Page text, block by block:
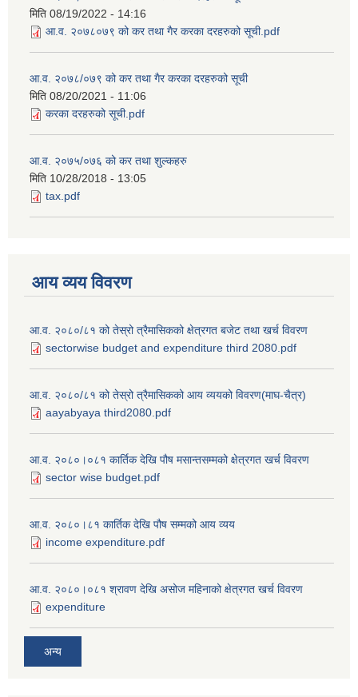
मिति 08/19/2022 - 14:16
आ.व. २०७८०७९ को कर तथा गैर करका दरहरुको सूची.pdf
आ.व. २०७८/०७९ को कर तथा गैर करका दरहरुको सूची
मिति 08/20/2021 - 11:06
करका दरहरुको सूची.pdf
आ.व. २०७५/०७६ को कर तथा शुल्कहरु
मिति 10/28/2018 - 13:05
tax.pdf
आय व्यय विवरण
आ.व. २०८०/८१ को तेस्रो त्रैमासिकको क्षेत्रगत बजेट तथा खर्च विवरण
sectorwise budget and expenditure third 2080.pdf
आ.व. २०८०/८१ को तेस्रो त्रैमासिकको आय व्ययको विवरण(माघ-चैत्र)
aayabyaya third2080.pdf
आ.व. २०८०।०८१ कार्तिक देखि पौष मसान्तसम्मको क्षेत्रगत खर्च विवरण
sector wise budget.pdf
आ.व. २०८०।८१ कार्तिक देखि पौष सम्मको आय व्यय
income expenditure.pdf
आ.व. २०८०।०८१ श्रावण देखि असोज महिनाको क्षेत्रगत खर्च विवरण
expenditure
अन्य